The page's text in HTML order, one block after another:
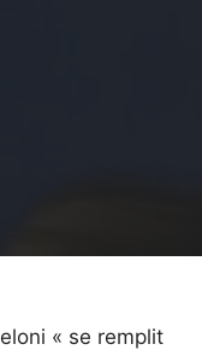
« se remplit